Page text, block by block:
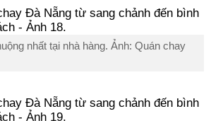
nhất tại nhà hàng. Ảnh: Quán chay